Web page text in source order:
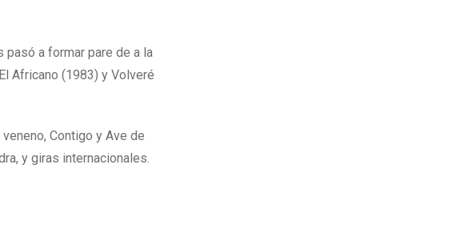
pasó a formar pare de a la
Africano (1983) y Volveré
Contigo y Ave de
y giras internacionales.